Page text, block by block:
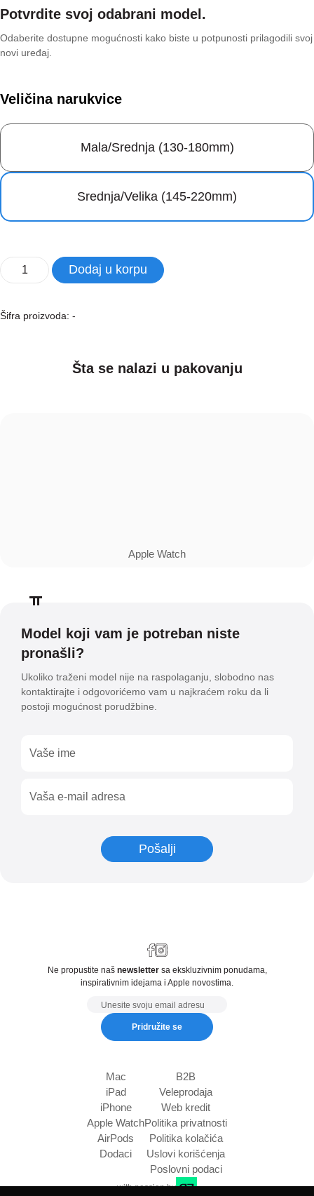
Potvrdite svoj odabrani model.
Odaberite dostupne mogućnosti kako biste u potpunosti prilagodili svoj
novi uređaj.
Veličina narukvice
Mala/Srednja (130-180mm)
Srednja/Velika (145-220mm)
Apple
44mm
Dodaj u korpu
Šifra proizvoda: -
Šta se nalazi u pakovanju
Apple Watch
Model koji vam je potreban niste
pronašli?
Ukoliko traženi model nije na raspolaganju, slobodno nas
kontaktirajte i odgovorićemo vam u najkraćem roku da li
postoji mogućnost porudžbine.
Ne propustite naš newslettersa ekskluzivnim ponudama,
inspirativnim idejama i Apple novostima.
Pridružite se
Mac
iPad
iPhone
Apple Watch
AirPods
Dodaci
B2B
Veleprodaja
Web kredit
Politika privatnosti
Politika kolačića
Uslovi korišćenja
Poslovni podaci
with passion by